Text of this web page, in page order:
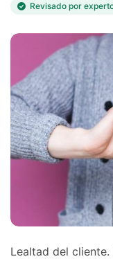
Revisado por
Lealtad del